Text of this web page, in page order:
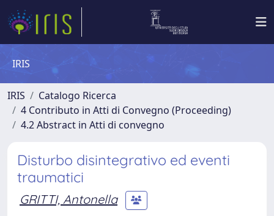
IRIS
IRIS
Catalogo Ricerca
4 Contributo in Atti di Convegno (Proceeding)
4.2 Abstract in Atti di convegno
Disturbo disintegrativo ed eventi
traumatici
GRITTI, Antonella